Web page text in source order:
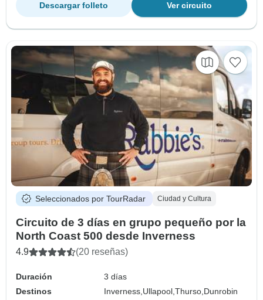
Ver circuito
Descargar folleto
Seleccionados por TourRadar Ciudad y Cultura
Circuito de 3 días en grupo pequeño por la
North Coast 500 desde Inverness
4.9 (20 reseñas)
Duración
3 días
Destinos
Inverness, Ullapool,Thurso, Dunrobin